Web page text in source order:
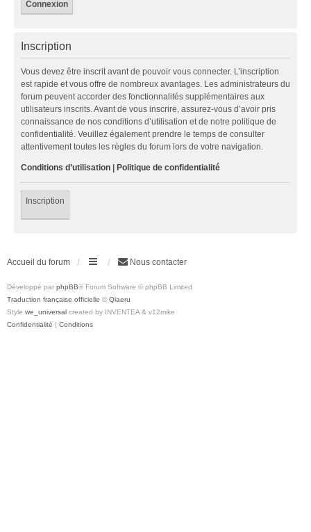
Inscription
Vous devez être inscrit avant de pouvoir vous connecter. L’inscription
est rapide et vous offre de nombreux avantages. Les administrateurs du
forum peuvent accorder des fonctionnalités supplémentaires aux
utilisateurs inscrits. Avant de vous inscrire, assurez-vous d’avoir pris
connaissance de nos conditions d’utilisation et de notre politique de
confidentialité. Veuillez également prendre le temps de consulter
attentivement toutes les règles du forum lors de votre navigation.
Conditions d’utilisation | Politique de confidentialité
Inscription
Accueil du forum Nous contacter
Développé par phpBB® Forum Software © phpBB Limited
Traduction française officielle © Qiaeru
Style we_universal created by INVENTEA & v12mike
Confidentialité | Conditions